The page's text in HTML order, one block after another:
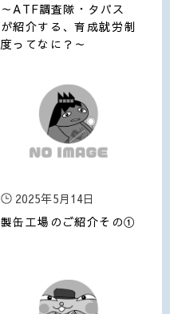
～ATF調査隊・タパス
が紹介する、育成就労制
度ってなに？～
2025年5月14日
製缶工場のご紹介その①